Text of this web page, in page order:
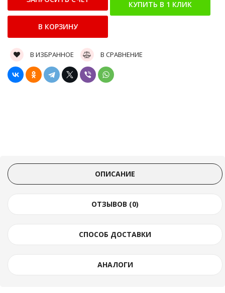
В ИЗБРАННОЕ В СРАВНЕНИЕ
ОПИСАНИЕ
ОТЗЫВОВ (0)
СПОСОБ ДОСТАВКИ
АНАЛОГИ